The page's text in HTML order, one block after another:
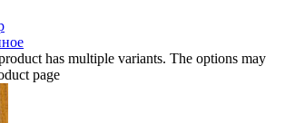
has multiple variants. The options may
page